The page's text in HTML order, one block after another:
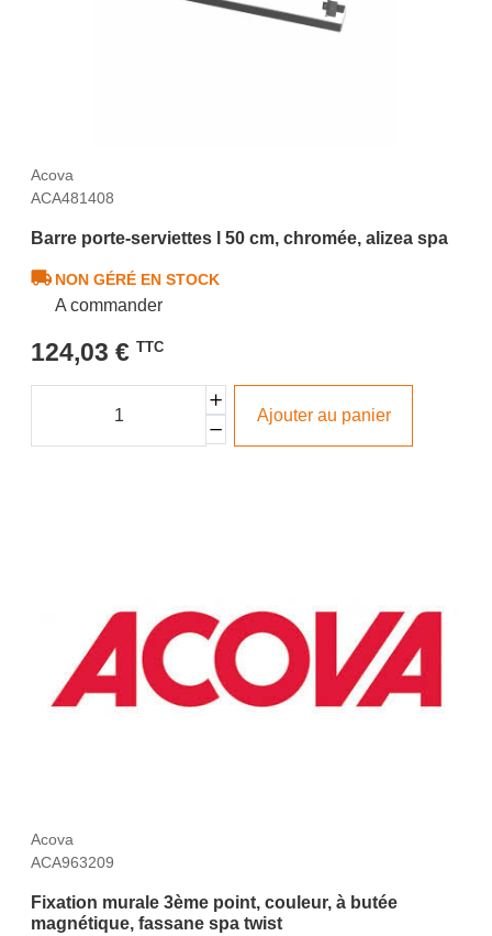
Acova
ACA481408
Barre porte-serviettes l 50 cm, chromée, alizea spa
NON GÉRÉ EN STOCK
A commander
124,03 € TTC
Ajouter au panier
Acova
ACA963209
Fixation murale 3ème point, couleur, à butée
magnétique, fassane spa twist